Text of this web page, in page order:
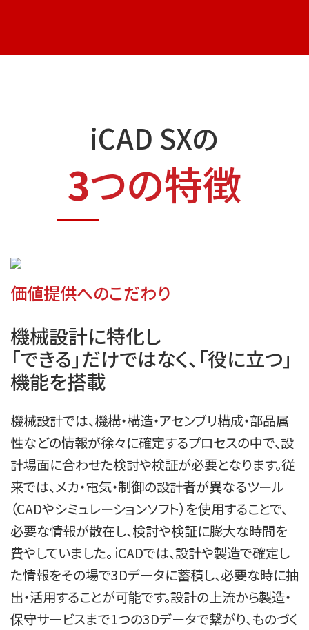
iCAD SXの
3つの特徴
価値提供へのこだわり
機械設計に特化し
「できる」だけではなく、「役に立つ」
機能を搭載
機械設計では、機構・構造・アセンブリ構成・部品属
性などの情報が徐々に確定するプロセスの中で、設
計場面に合わせた検討や検証が必要となります。従
来では、メカ・電気・制御の設計者が異なるツール
（CADやシミュレーションソフト）を使用することで、
必要な情報が散在し、検討や検証に膨大な時間を
費やしていました。 iCADでは、設計や製造で確定し
た情報をその場で3Dデータに蓄積し、必要な時に抽
出・活用することが可能です。設計の上流から製造・
保守サービスまで1つの3Dデータで繋がり、ものづく